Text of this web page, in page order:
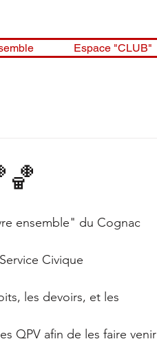
Espace "CLUB"
ensemble" du Cognac
Civique
les devoirs, et les
QPV afin de les faire venir